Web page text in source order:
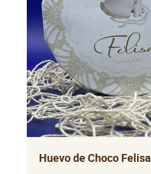
Huevo de Choco Felisa